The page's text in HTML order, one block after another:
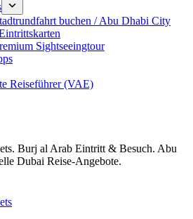
buchen / Abu Dhabi City
Sightseeingtour
Reiseführer (VAE)
Burj al Arab Eintritt & Besuch. Abu
Dubai Reise-Angebote.